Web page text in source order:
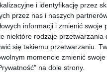
i identyfikację przez
przez nas i naszych
informacji i zmienić swoje
niektóre rodzaje przetwarzania
się takiemu przetwarzaniu.
momencie zmienić
na dole strony.